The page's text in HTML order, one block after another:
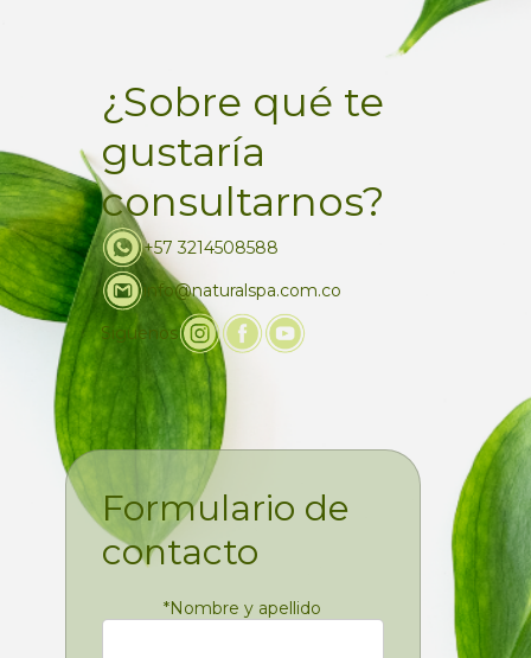
¿Sobre qué te
gustaría
consultarnos?
+57 3214508588
info@naturalspa.com.co
Siguenos
Formulario de
contacto
*Nombre y apellido